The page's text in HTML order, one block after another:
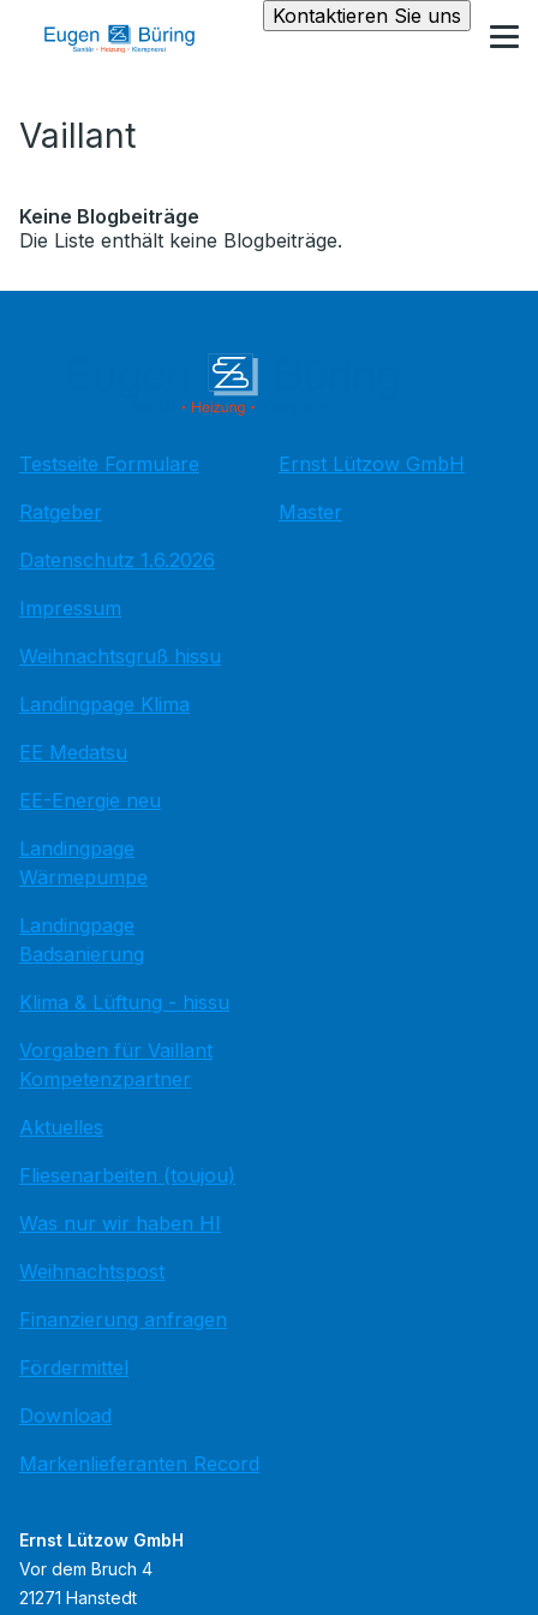
Kontaktieren Sie uns
Vaillant
Keine Blogbeiträge
Die Liste enthält keine Blogbeiträge.
Testseite Formulare
Ratgeber
Datenschutz 1.6.2026
Impressum
Weihnachtsgruß hissu
Landingpage Klima
EE Medatsu
EE-Energie neu
Landingpage
Wärmepumpe
Landingpage
Badsanierung
Klima & Lüftung - hissu
Vorgaben für Vaillant
Kompetenzpartner
Aktuelles
Fliesenarbeiten (toujou)
Was nur wir haben HI
Weihnachtspost
Finanzierung anfragen
Fördermittel
Download
Markenlieferanten Record
Ernst Lützow GmbH
Master
Ernst Lützow GmbH
Vor dem Bruch 4
21271 Hanstedt